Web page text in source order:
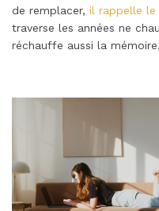
de remplacer, il rappelle
traverse les années ne
réchauffe aussi la mémoire.